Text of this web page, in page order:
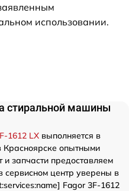
использовании.
стиральной машины
1612 LX выполняется в
опытными
запчасти предоставляем
центр уверены в
Fagor 3F-1612